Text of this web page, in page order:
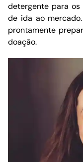
detergente para
de ida ao
prontamente
doação.